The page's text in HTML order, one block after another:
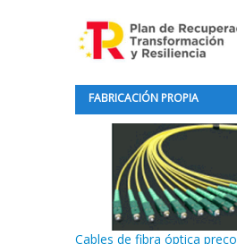
FABRICACIÓN PROPIA
Cables de fibra óptica